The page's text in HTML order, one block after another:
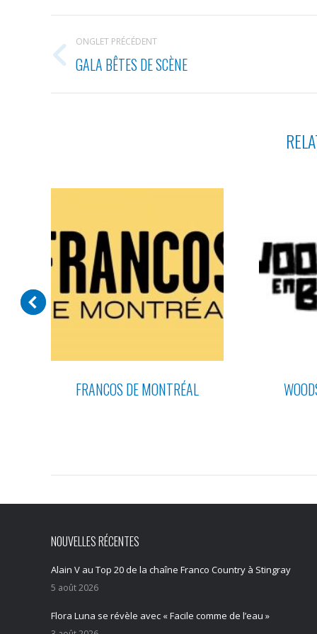
NAVIGATION
DE
COMMENTAIRE
ONGLET PRÉCÉDENT
Onglet
GALA BÊTES DE SCÈNE
FRANCOS DE MONTRÉAL
NOUVELLES RÉCENTES
Alain V au Top 20 de la chaîne Franco Country à Stingray
5 août 2026
Flora Luna se révèle avec « Facile comme de l’eau »